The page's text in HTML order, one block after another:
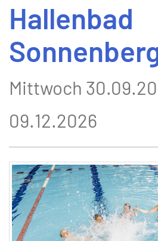
Hallenbad
Mittwoch
09.12.2026